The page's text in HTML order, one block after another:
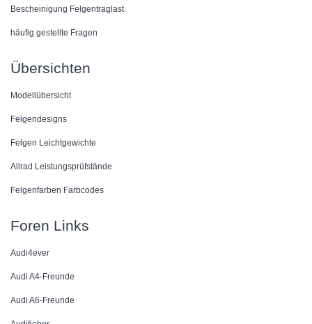
Bescheinigung Felgentraglast
häufig gestellte Fragen
Übersichten
Modellübersicht
Felgendesigns
Felgen Leichtgewichte
Allrad Leistungsprüfstände
Felgenfarben Farbcodes
Foren Links
Audi4ever
Audi A4-Freunde
Audi A6-Freunde